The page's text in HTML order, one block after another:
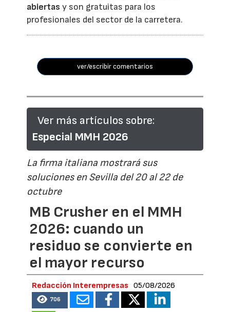
abiertas y son gratuitas para los
profesionales del sector de la carretera.
ver/escribir comentarios
Ver más artículos sobre:
Especial MMH 2026
La firma italiana mostrará sus
soluciones en Sevilla del 20 al 22 de
octubre
MB Crusher en el MMH
2026: cuando un
residuo se convierte en
el mayor recurso
Redacción Interempresas 05/08/2026
706